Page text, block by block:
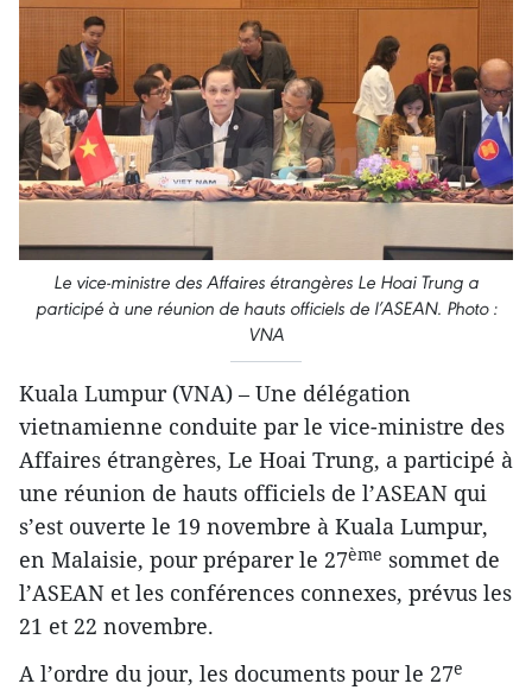
Le vice-ministre des Affaires étrangères Le Hoai Trung a
participé à une réunion de hauts officiels de l’ASEAN. Photo :
VNA
Kuala Lumpur (VNA) – Une délégation
vietnamienne conduite par le vice-ministre des
Affaires étrangères, Le Hoai Trung, a participé à
une réunion de hauts officiels de l’ASEAN qui
s’est ouverte le 19 novembre à Kuala Lumpur,
en Malaisie, pour préparer le 27ème sommet de
l’ASEAN et les conférences connexes, prévus les
21 et 22 novembre.
A l’ordre du jour, les documents pour le 27e